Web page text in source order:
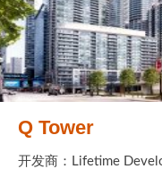
Q Tower
开发商：Lifetime